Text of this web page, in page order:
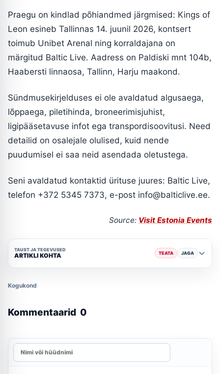
Praegu on kindlad põhiandmed järgmised: Kings of
Leon esineb Tallinnas 14. juunil 2026, kontsert
toimub Unibet Arenal ning korraldajana on
märgitud Baltic Live. Aadress on Paldiski mnt 104b,
Haabersti linnaosa, Tallinn, Harju maakond.
Sündmusekirjelduses ei ole avaldatud algusaega,
lõppaega, piletihinda, broneerimisjuhist,
ligipääsetavuse infot ega transpordisoovitusi. Need
detailid on osalejale olulised, kuid nende
puudumisel ei saa neid asendada oletustega.
Seni avaldatud kontaktid ürituse juures: Baltic Live,
telefon +372 5345 7373, e-post info@balticlive.ee.
Source: Visit Estonia Events
TAUST JA TEGEVUSED
ARTIKLI KOHTA TEATA JAGA
Kogukond
Kommentaarid 0